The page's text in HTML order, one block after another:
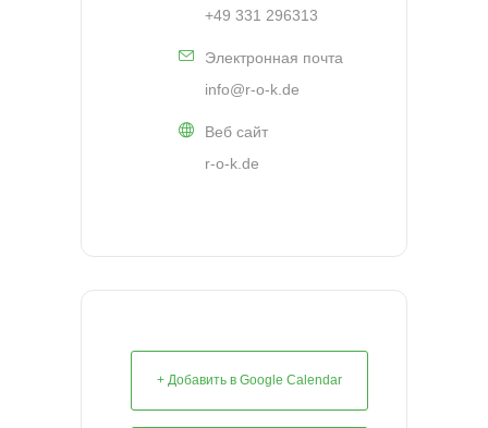
+49 331 296313
Электронная почта
info@r-o-k.de
Веб сайт
r-o-k.de
+ Добавить в Google Calendar